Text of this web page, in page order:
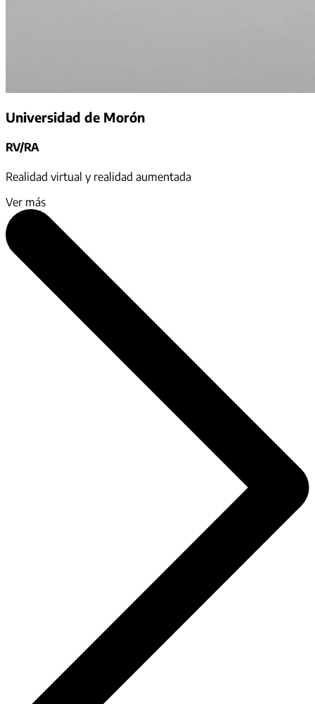
Universidad de Morón
RV/RA
Realidad virtual y realidad aumentada
Ver más